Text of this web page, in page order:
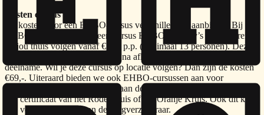
Kosten cursus
De kosten voor een EHBO-cursus verschillen per aanbieder. Bij
EHBO Bureau kun je al een cursus EHBO bij baby’s en kinderen
bij jou thuis volgen vanaf €59,- p.p. (minimaal 13 personen). Deze
cursus duurt slechts drie uur en na afloop ontvang je een bewijs van
deelname. Wil je deze cursus op locatie volgen? Dan zijn de kosten
€69,-. Uiteraard bieden we ook EHBO-cursussen aan voor
professionals. Alle deelnemers aan deze cursus ontvangen na afloop
een certificaat van het Rode Kruis of het Oranje Kruis. Ook dit kan
een voorwaarde zijn van de zorgverzekeraar.